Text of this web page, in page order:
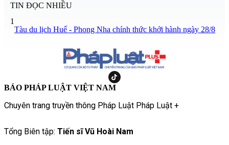
TIN ĐỌC NHIỀU
1
Tàu du lịch Huế - Phong Nha chính thức khởi hành ngày 28/8
BÁO PHÁP LUẬT VIỆT NAM
Chuyên trang truyền thông Pháp Luật Pháp Luật +
Tổng Biên tập: Tiến sĩ Vũ Hoài Nam